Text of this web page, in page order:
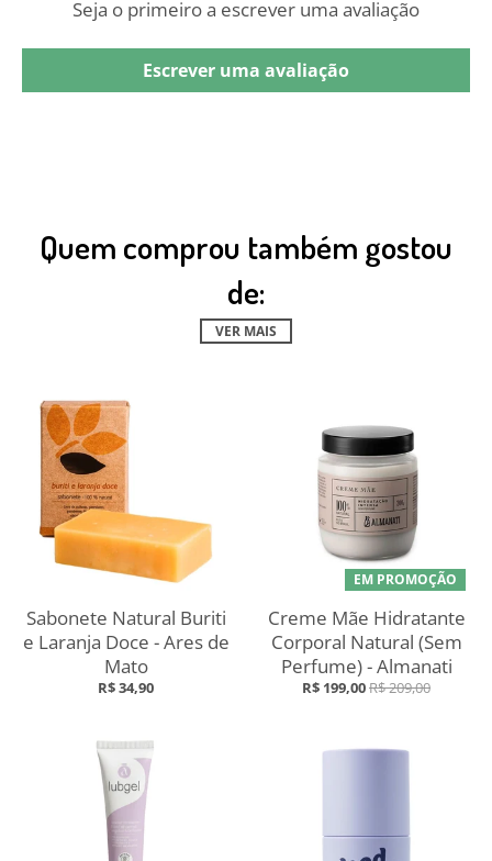
Seja o primeiro a escrever uma avaliação
Escrever uma avaliação
Quem comprou também gostou
de:
VER MAIS
Sabonete Natural Buriti
e Laranja Doce - Ares de
Mato
R$ 34,90
EM PROMOÇÃO
Creme Mãe Hidratante
Corporal Natural (Sem
Perfume) - Almanati
R$ 199,00R$ 209,00